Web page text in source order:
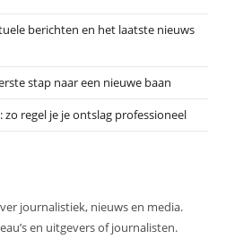
berichten en het laatste nieuws
stap naar een nieuwe baan
regel je je ontslag professioneel
journalistiek, nieuws en media.
en uitgevers of journalisten.